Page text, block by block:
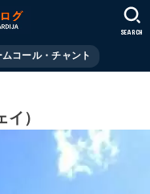
ムコール・チャント
SEARCH
）